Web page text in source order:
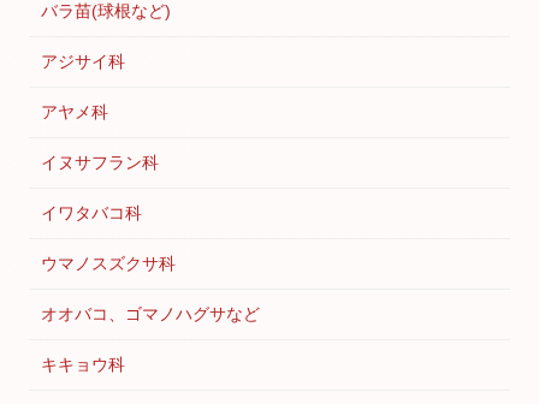
バラ苗(球根など)
アジサイ科
アヤメ科
イヌサフラン科
イワタバコ科
ウマノスズクサ科
オオバコ、ゴマノハグサなど
キキョウ科